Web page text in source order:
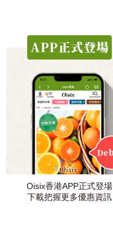
Oisix香港APP正式登場
下載把握更多優惠資訊